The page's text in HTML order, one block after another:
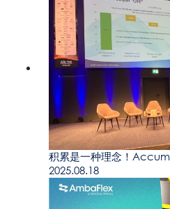
积累是一种理念！
2025.08.18